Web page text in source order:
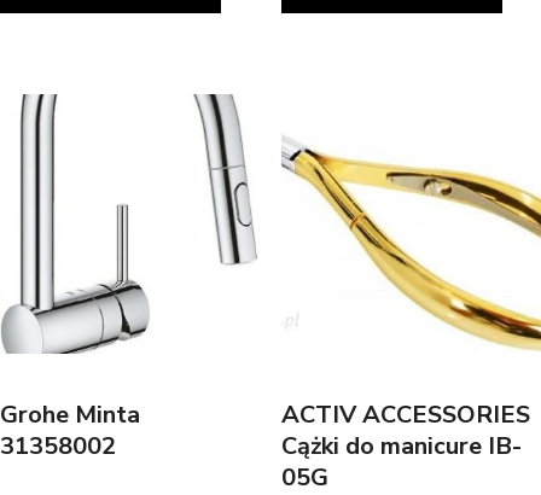
Grohe Minta
31358002
ACTIV ACCESSORIES
Cążki do manicure IB-
05G